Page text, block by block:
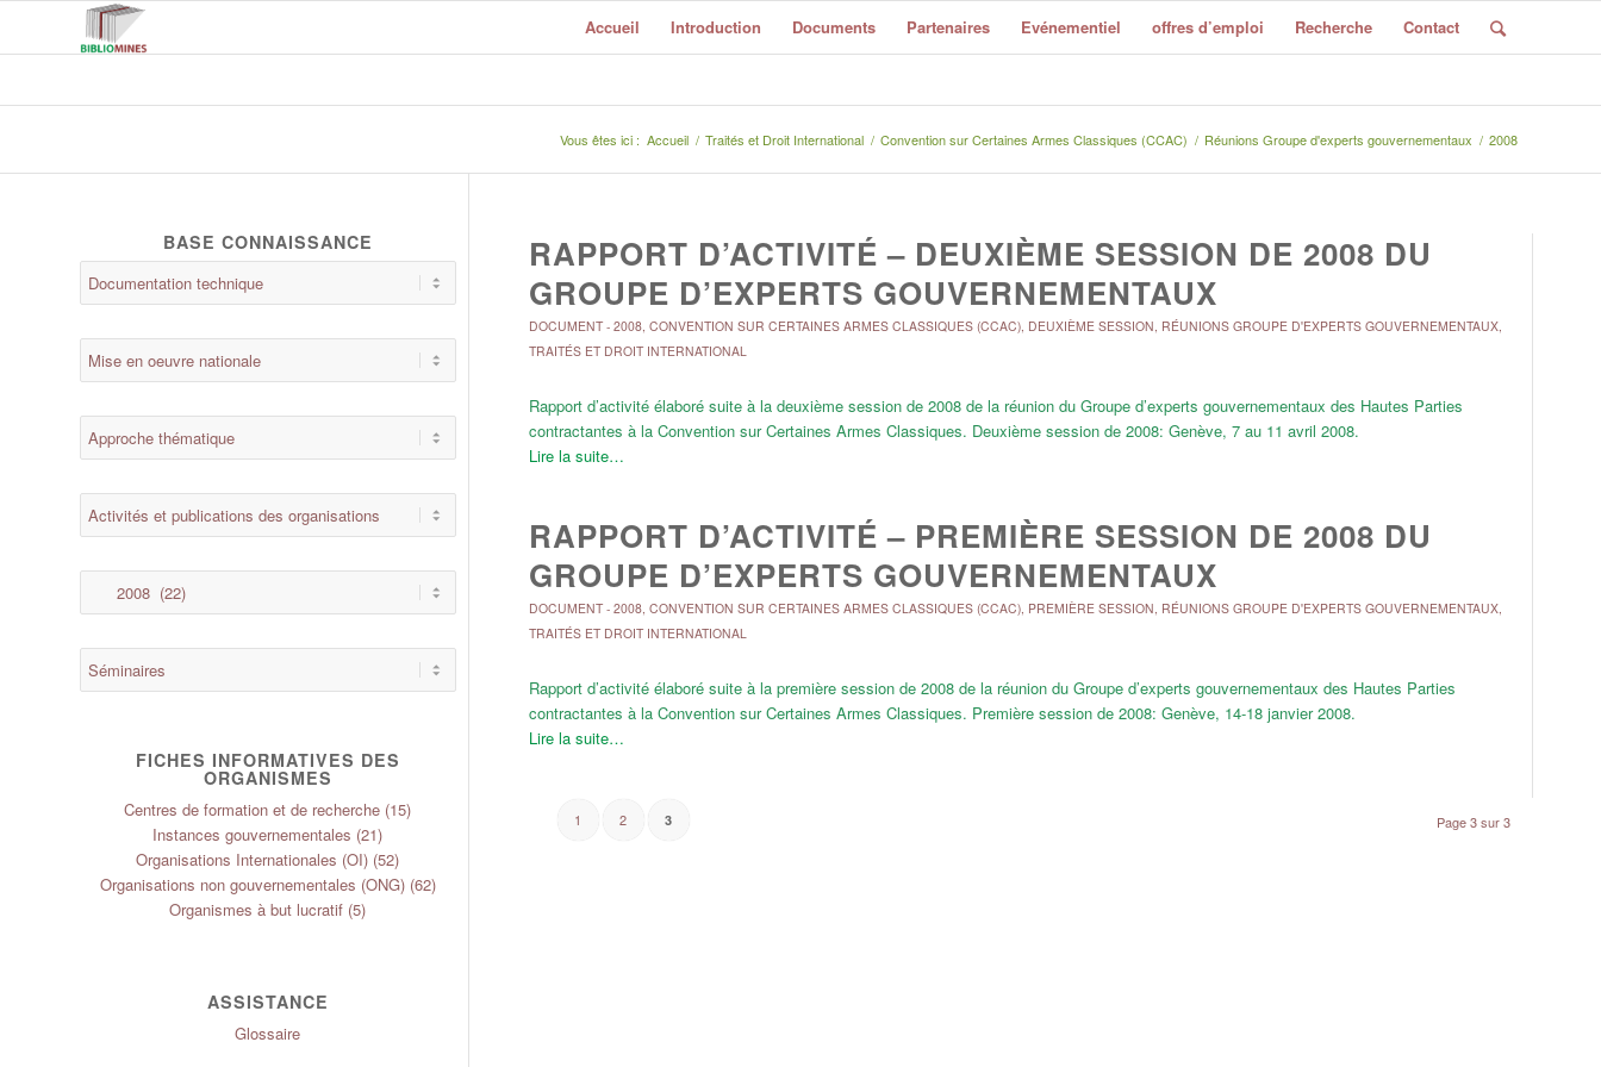
Accueil Introduction Documents Partenaires Evénementiel offres d’emploi Recherche Contact
Vous êtes ici : Accueil / Traités et Droit International / Convention sur Certaines Armes Classiques (CCAC) / Réunions Groupe d'experts gouvernementaux / 2008
RAPPORT D’ACTIVITÉ – DEUXIÈME SESSION DE 2008 DU
GROUPE D’EXPERTS GOUVERNEMENTAUX
DOCUMENT- 2008, CONVENTION SUR CERTAINES ARMES CLASSIQUES (CCAC), DEUXIÈME SESSION, RÉUNIONS GROUPE D'EXPERTS GOUVERNEMENTAUX,
TRAITÉS ET DROIT INTERNATIONAL
Rapport d’activité élaboré suite à la deuxième session de 2008 de la réunion du Groupe d’experts gouvernementaux des Hautes Parties
contractantes à la Convention sur Certaines Armes Classiques. Deuxième session de 2008: Genève, 7 au 11 avril 2008.
Lire la suite…
RAPPORT D’ACTIVITÉ – PREMIÈRE SESSION DE 2008 DU
GROUPE D’EXPERTS GOUVERNEMENTAUX
DOCUMENT- 2008, CONVENTION SUR CERTAINES ARMES CLASSIQUES (CCAC), PREMIÈRE SESSION, RÉUNIONS GROUPE D'EXPERTS GOUVERNEMENTAUX,
TRAITÉS ET DROIT INTERNATIONAL
Rapport d’activité élaboré suite à la première session de 2008 de la réunion du Groupe d’experts gouvernementaux des Hautes Parties
contractantes à la Convention sur Certaines Armes Classiques. Première session de 2008: Genève, 14-18 janvier 2008.
Lire la suite…
Page 3 sur 3
1 2 3
BASE CONNAISSANCE
FICHES INFORMATIVES DES
ORGANISMES
Centres de formation et de recherche (15)
Instances gouvernementales (21)
Organisations Internationales (OI) (52)
Organisations non gouvernementales (ONG)(62)
Organismes à but lucratif (5)
ASSISTANCE
Glossaire